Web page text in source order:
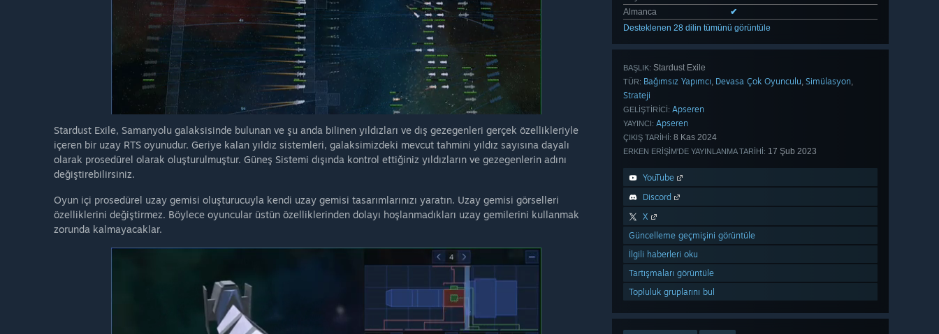
Almanca
✔
Desteklenen 28 dilin tümünü görüntüle
BAŞLIK: Stardust Exile
TÜR: Bağımsız Yapımcı, Devasa Çok Oyunculu, Simülasyon,
Strateji
GELIŞTIRICI: Apseren
YAYINCI: Apseren
ÇIKIŞ TARIHI: 8 Kas 2024
ERKEN ERIŞIM'DE YAYINLANMA TARIHI: 17 Şub 2023
YouTube
Discord
X
Güncelleme geçmişini görüntüle
İlgili haberleri oku
Tartışmaları görüntüle
Topluluk gruplarını bul
Stardust Exile, Samanyolu galaksisinde bulunan ve şu anda bilinen yıldızları ve dış gezegenleri gerçek özellikleriyle
içeren bir uzay RTS oyunudur. Geriye kalan yıldız sistemleri, galaksimizdeki mevcut tahmini yıldız sayısına dayalı
olarak prosedürel olarak oluşturulmuştur. Güneş Sistemi dışında kontrol ettiğiniz yıldızların ve gezegenlerin adını
değiştirebilirsiniz.
Oyun içi prosedürel uzay gemisi oluşturucuyla kendi uzay gemisi tasarımlarınızı yaratın. Uzay gemisi görselleri
özelliklerini değiştirmez. Böylece oyuncular üstün özelliklerinden dolayı hoşlanmadıkları uzay gemilerini kullanmak
zorunda kalmayacaklar.